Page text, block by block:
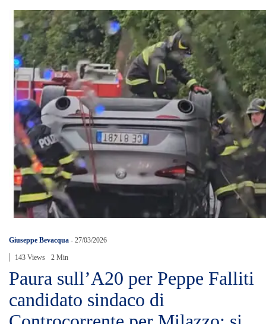
Giuseppe Bevacqua - 27/03/2026
143 Views 2 Min
Paura sull’A20 per Peppe Falliti
candidato sindaco di